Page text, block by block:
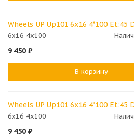
Wheels UP Up101 6x16 4*100 Et:45
6x16 4x100
9 450 ₽
В корзину
Wheels UP Up101 6x16 4*100 Et:45
6x16 4x100
9 450 ₽